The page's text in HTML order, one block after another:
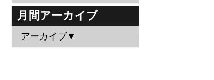
月間アーカイブ
アーカイブ▼